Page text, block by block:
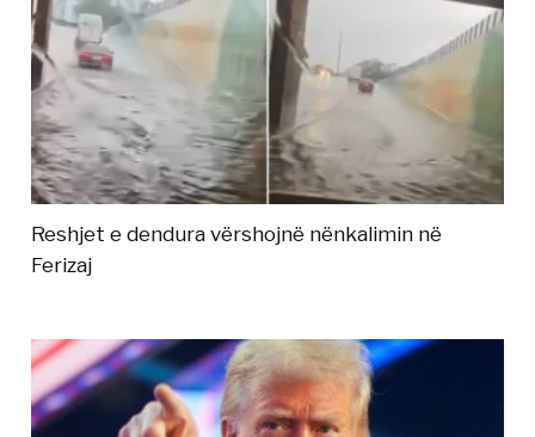
Reshjet e dendura vërshojnë nënkalimin në
Ferizaj